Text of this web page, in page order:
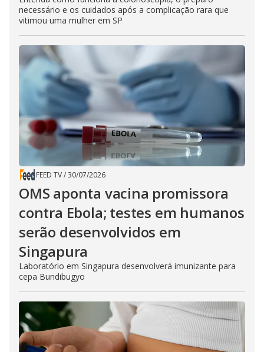
necessário e os cuidados após a complicação rara que
vitimou uma mulher em SP
FEED TV/30/07/2026
OMS aponta vacina promissora
contra Ebola; testes em humanos
serão desenvolvidos em
Singapura
Laboratório em Singapura desenvolverá imunizante para
cepa Bundibugyo